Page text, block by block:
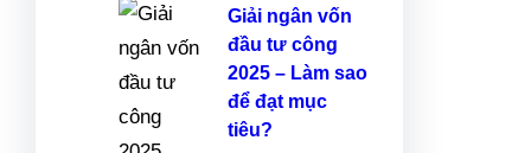
Giải ngân vốn
đầu tư công
2025 – Làm sao
để đạt mục
tiêu?